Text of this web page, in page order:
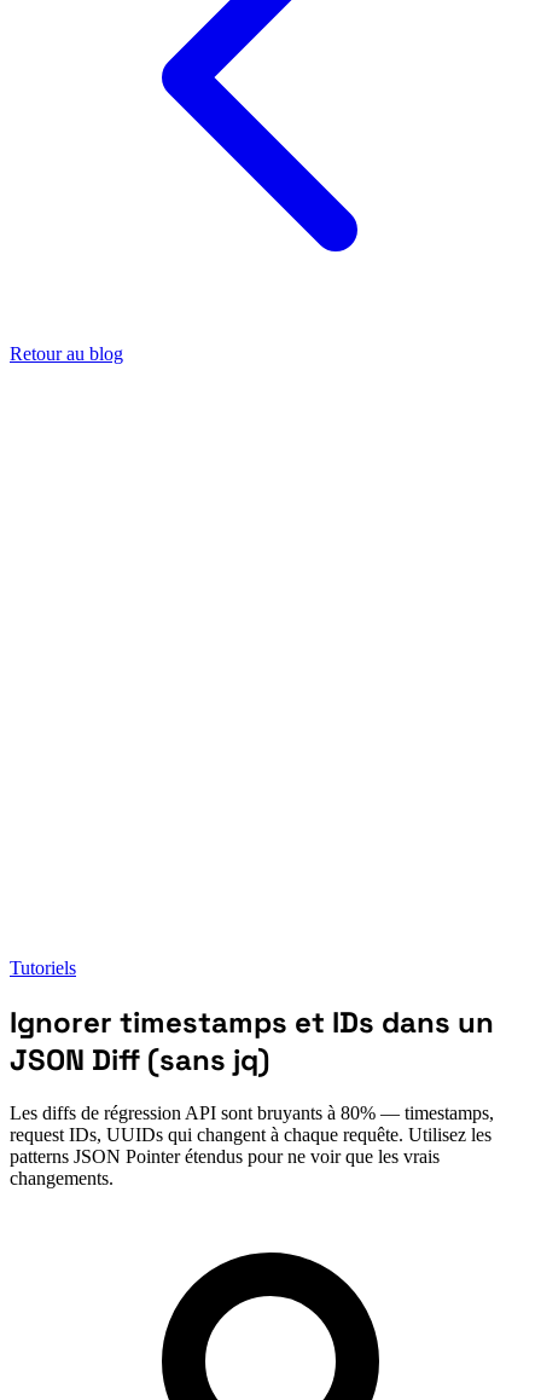
Retour au blog
Tutoriels
Ignorer timestamps et IDs dans un
JSON Diff (sans jq)
Les diffs de régression API sont bruyants à 80% — timestamps,
request IDs, UUIDs qui changent à chaque requête. Utilisez les
patterns JSON Pointer étendus pour ne voir que les vrais
changements.